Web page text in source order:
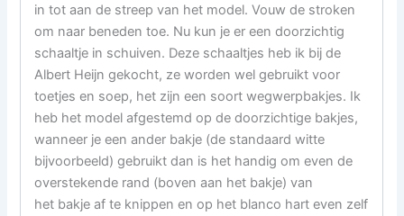
in tot aan de streep van het model. Vouw de stroken
om naar beneden toe. Nu kun je er een doorzichtig
schaaltje in schuiven. Deze schaaltjes heb ik bij de
Albert Heijn gekocht, ze worden wel gebruikt voor
toetjes en soep, het zijn een soort wegwerpbakjes. Ik
heb het model afgestemd op de doorzichtige bakjes,
wanneer je een ander bakje (de standaard witte
bijvoorbeeld) gebruikt dan is het handig om even de
overstekende rand (boven aan het bakje) van
het bakje af te knippen en op het blanco hart even zelf